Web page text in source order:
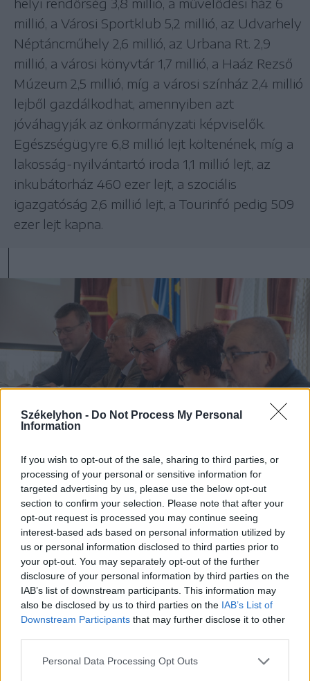
Székelyhon - Do Not Process My Personal
Information
If you wish to opt-out of the sale, sharing to third parties, or
processing of your personal or sensitive information for
targeted advertising by us, please use the below opt-out
section to confirm your selection. Please note that after your
opt-out request is processed you may continue seeing
interest-based ads based on personal information utilized by
us or personal information disclosed to third parties prior to
your opt-out. You may separately opt-out of the further
disclosure of your personal information by third parties on the
IAB’s list of downstream participants. This information may
also be disclosed by us to third parties on the IAB’s List of
Downstream Participants that may further disclose it to other
Personal Data Processing Opt Outs
millió, a Városi Sportklub 5,2 millió, az Udvarhely
Néptáncműhely 2,6 millió, az Urbana Rt. 2,9
millió, a városi könyvtár 1,7 millió, a Haáz Rezső
Múzeum 2,5 millió, míg a városi színház 2,4 millió
lejből gazdálkodhat, amennyiben azt
jóváhagyják az önkormányzati képviselők.
Egészségügyre 6,8 millió lejt költenének, míg a
lakosság-nyilvántartó iroda 1,1 millió lejt, az
inkubátorház 460 ezer lejt, a szociális
igazgatóság 2,6 millió lejt, a Tourinfó pedig 509
ezer lejt kapna.
FOTÓ: LÁSZLÓ ILDIKÓ
A beruházásokról
Kovács Attila, a hivatal beruházási
osztályának aligazgatója kifejtette, hogy a
beruházásokra szánt 74 millió lejből 15,5
millió lejt költenének a saját projektekre,